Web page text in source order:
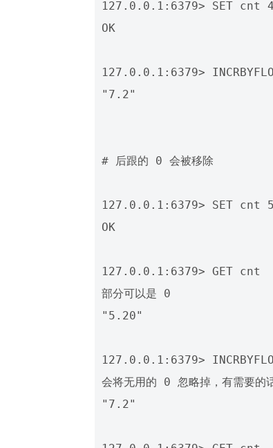
127.0.0.1:6379> SET cnt 4
OK
127.0.0.1:6379>
"7.2"
# 后跟的 0 会被移除
127.0.0.1:6379> SET cnt
OK
127.0.0.1:6379> GET
部分可以是 0
"5.20"
127.0.0.1:6379>
会将无用的 0 忽略掉，有需要的
"7.2"